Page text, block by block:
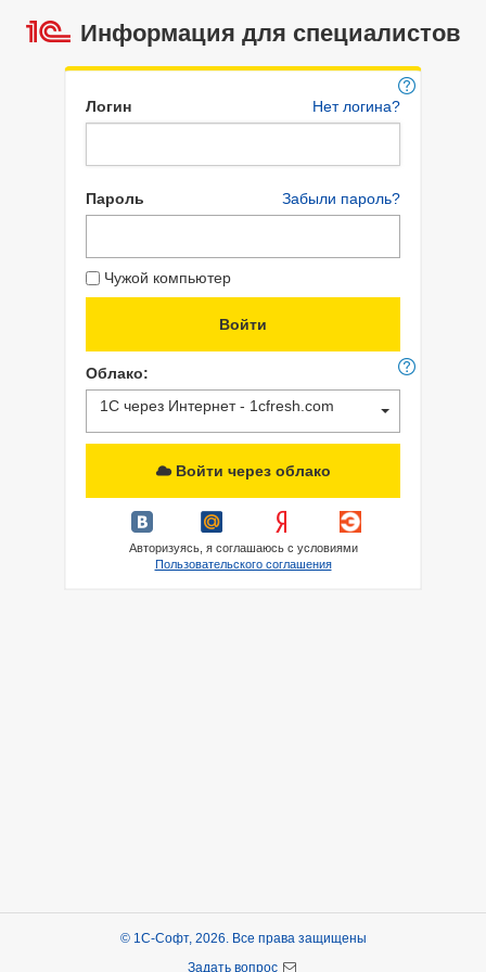
Информация для специалистов
Логин Нет логина?
Пароль Забыли пароль?
Чужой компьютер
Облако:
1С через Интернет - 1cfresh.com
Войти через облако
Авторизуясь, я соглашаюсь с условиями
Пользовательского соглашения
© 1С-Софт, 2026. Все права защищены
Задать вопрос